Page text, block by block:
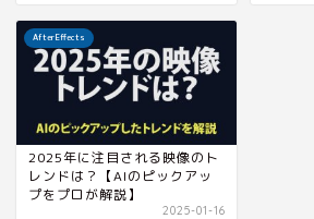
AfterEffects
2025年に注目される映像のト
レンドは？【AIのピックアッ
プをプロが解説】
2025-01-16